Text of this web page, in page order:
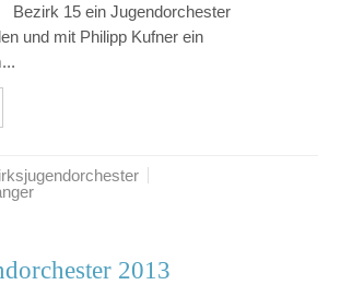
Bezirk 15 ein Jugendorchester
und mit Philipp Kufner ein
2013